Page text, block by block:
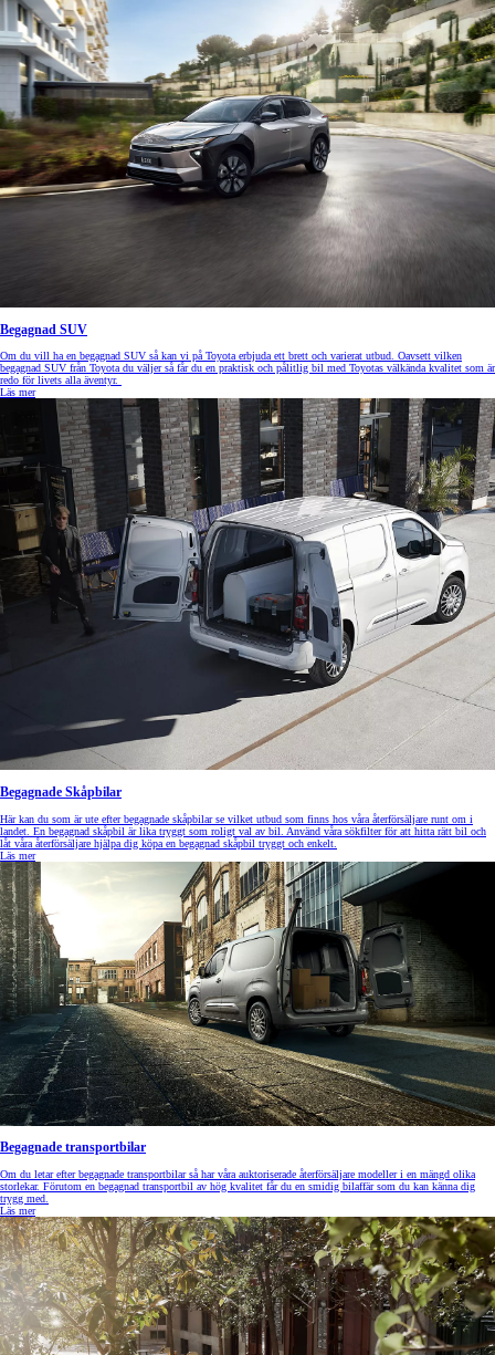
Begagnad SUV
Om du vill ha en begagnad SUV så kan vi på Toyota erbjuda ett brett och varierat utbud. Oavsett vilken
begagnad SUV från Toyota du väljer så får du en praktisk och pålitlig bil med Toyotas välkända kvalitet som är
redo för livets alla äventyr.
Läs mer
Begagnade Skåpbilar
Här kan du som är ute efter begagnade skåpbilar se vilket utbud som finns hos våra återförsäljare runt om i
landet. En begagnad skåpbil är lika tryggt som roligt val av bil. Använd våra sökfilter för att hitta rätt bil och
låt våra återförsäljare hjälpa dig köpa en begagnad skåpbil tryggt och enkelt.
Läs mer
Begagnade transportbilar
Om du letar efter begagnade transportbilar så har våra auktoriserade återförsäljare modeller i en mängd olika
storlekar. Förutom en begagnad transportbil av hög kvalitet får du en smidig bilaffär som du kan känna dig
trygg med.
Läs mer